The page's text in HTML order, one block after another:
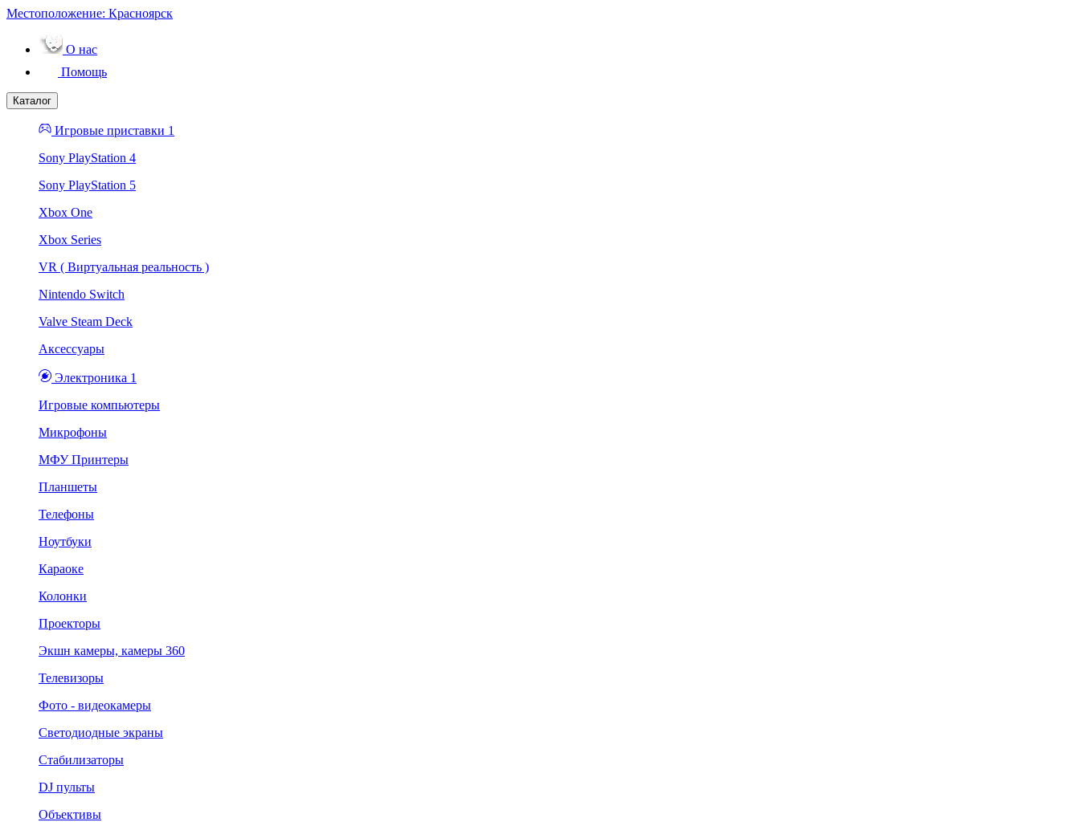
Местоположение: Красноярск
О нас
Помощь
Каталог
Игровые приставки 1
Sony PlayStation 4
Sony PlayStation 5
Xbox One
Xbox Series
VR ( Виртуальная реальность )
Nintendo Switch
Valve Steam Deck
Аксессуары
Электроника 1
Игровые компьютеры
Микрофоны
МФУ Принтеры
Планшеты
Телефоны
Ноутбуки
Караоке
Колонки
Проекторы
Экшн камеры, камеры 360
Телевизоры
Фото - видеокамеры
Светодиодные экраны
Стабилизаторы
DJ пульты
Объективы